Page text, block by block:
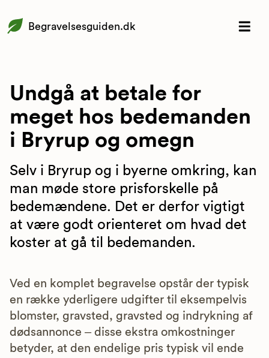
Begravelsesguiden.dk
Undgå at betale for
meget hos bedemanden
i Bryrup og omegn
Selv i Bryrup og i byerne omkring, kan
man møde store prisforskelle på
bedemændene. Det er derfor vigtigt
at være godt orienteret om hvad det
koster at gå til bedemanden.
Ved en komplet begravelse opstår der typisk
en række yderligere udgifter til eksempelvis
blomster, gravsted, gravsted og indrykning af
dødsannonce – disse ekstra omkostninger
betyder, at den endelige pris typisk vil ende